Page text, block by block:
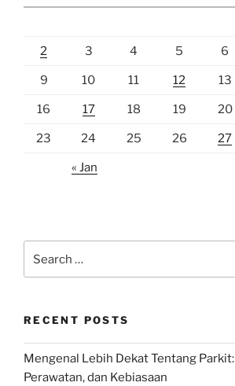
2 3 4 5 6
9 10 11 12 13
16 17 18 19 20
23 24 25 26 27
« Jan
for:
RECENT POSTS
Mengenal Lebih Dekat Tentang Parkit:
Perawatan, dan Kebiasaan